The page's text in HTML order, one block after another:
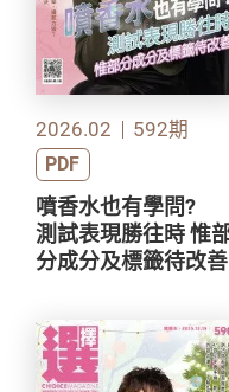
2026.02 592期
PDF
噴香水也有學問?
測試表現勝往時 惟部
分成分及標籤待改善